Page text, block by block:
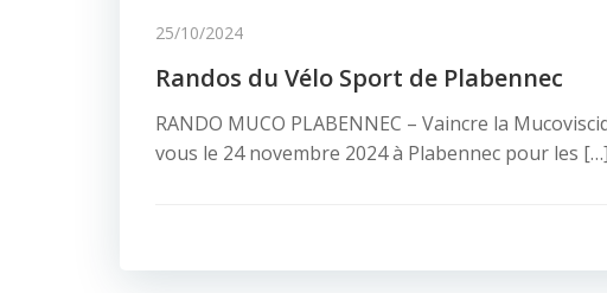
25/10/2024
Randos du Vélo Sport de Plabennec
RANDO MUCO PLABENNEC – Vaincre la
vous le 24 novembre 2024 à Plabennec pour les […]